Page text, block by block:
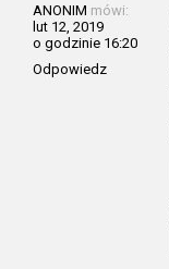
ANONIM mówi:
lut 12, 2019
o godzinie 16:20
Odpowiedz